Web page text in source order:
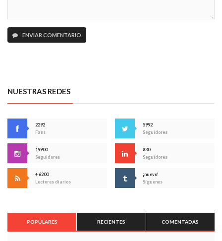
ENVIAR COMENTARIO
NUESTRAS REDES
2292
Fans
5992
Seguidores
19900
Seguidores
830
Seguidores
+ 6200
Lectores diarios
¡nuevo!
Síguenos
POPULARES RECIENTES COMENTADAS